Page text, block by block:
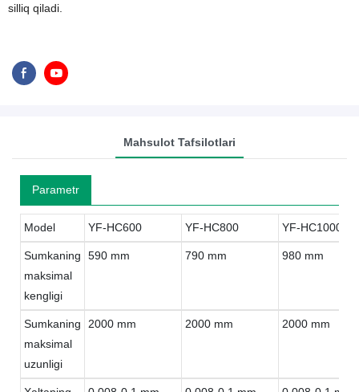
silliq qiladi.
Mahsulot Tafsilotlari
Parametr
Model YF-HC600 YF-HC800 YF-HC1000
Sumkaning
maksimal
kengligi
590 mm 790 mm 980 mm
Sumkaning
maksimal
uzunligi
2000 mm 2000 mm 2000 mm